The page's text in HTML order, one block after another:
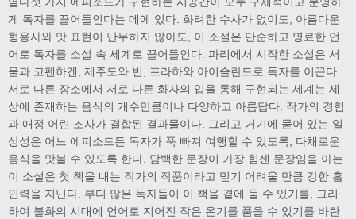
게 독자를 끌어들인다는 데에 있다. 화려한 수사가 없이도, 아름다운
형용사와 맛 표현이 난무하지 않아도, 이 소설은 단순하고 명료한 언
어로 독자를 소설 속 세계로 끌어들인다. 파리에서 시작한 소설은 서
울과 코펜하겐, 제주도와 빈, 프라하와 아이슬란드로 독자를 이끈다.
서로 다른 장소에서 서로 다른 화자의 입을 통해 구현되는 세계는 세
상에 존재하는 음식의 개수만큼이나 다양하고 아름답다. 작가의 경험
과 애정 어린 조사가 결합된 결과물이다. 그리고 거기에 묻어 있는 일
상성은 어느 에피소드든 독자가 푹 빠져 여행할 수 있도록, 다채로운
음식을 맛볼 수 있도록 한다. 담백한 문장이 가장 힘센 문장임을 아는
이 소설은 첫 책을 내는 작가의 작품이라고 믿기 어려울 만큼 강한 흡
인력을 지닌다. 부디 많은 독자들이 이 책을 곁에 둘 수 있기를, 그리
하여 불화의 시대에 언어로 지어진 작은 온기를 품을 수 있기를 바란